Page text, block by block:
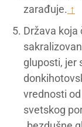
zarađuje. ↑
Država
gluposti, jer
vrednosti
svetskog